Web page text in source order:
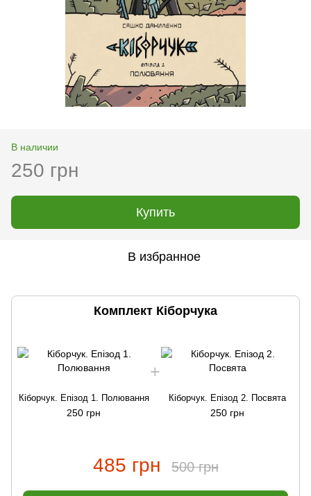
В наличии
250 грн
Купить
В избранное
Комплект Кіборчука
Кіборчук. Епізод 1. Полювання
250 грн
Кіборчук. Епізод 2. Посвята
250 грн
485 грн 500 грн